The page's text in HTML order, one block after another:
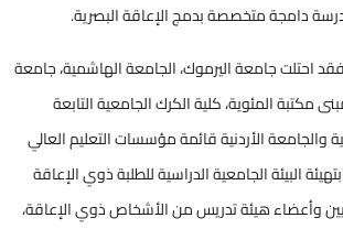
دامجة متخصصة بدمج الإعاقة البصرية.
فقد احتلت جامعة اليرموك، الجامعة الهاشمية، جامعة
مكتبة المئوية، كلية الكرك الجامعية التابعة
والجامعة الأردنية قائمة مؤسسات التعليم العالي
البيئة الجامعية الدراسية للطلبة ذوي الإعاقة
وأعضاء هيئة تدريس من الأشخاص ذوي الإعاقة،